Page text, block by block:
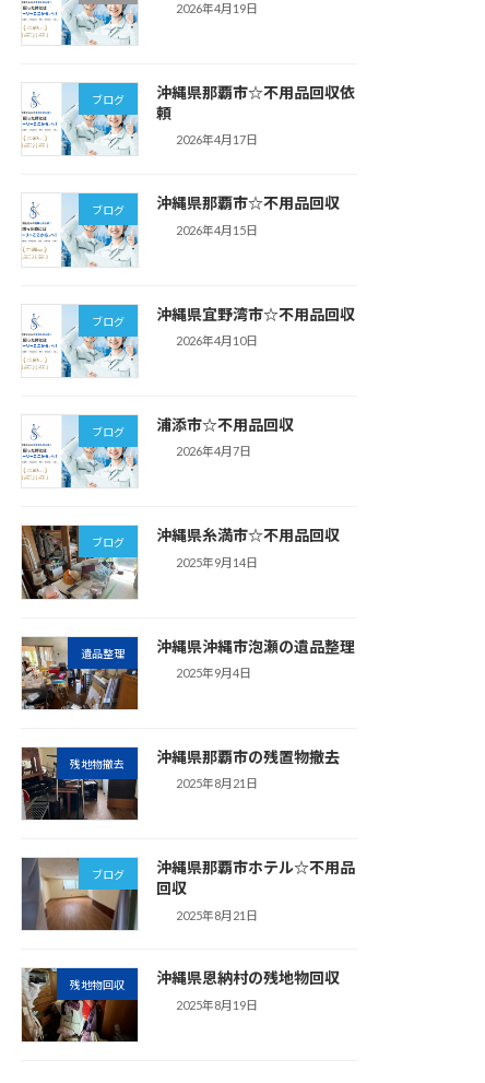
2026年4月19日
ブログ
沖縄県那覇市☆不用品回収依
頼
2026年4月17日
ブログ 沖縄県那覇市☆不用品回収
2026年4月15日
ブログ 沖縄県宜野湾市☆不用品回収
2026年4月10日
ブログ 浦添市☆不用品回収
2026年4月7日
ブログ 沖縄県糸満市☆不用品回収
2025年9月14日
遺品整理 沖縄県沖縄市泡瀬の遺品整理
2025年9月4日
残地物撤去 沖縄県那覇市の残置物撤去
2025年8月21日
ブログ
沖縄県那覇市ホテル☆不用品
回収
2025年8月21日
残地物回収 沖縄県恩納村の残地物回収
2025年8月19日